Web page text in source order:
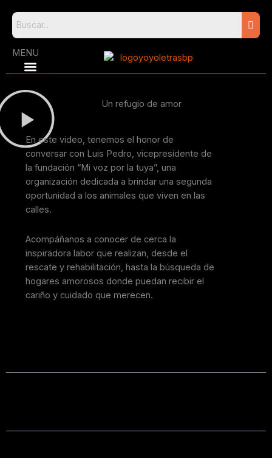
content
MENU
Un refugio de amor
En este video, tenemos el honor de
conversar con Luis Pedro, vicepresidente de
la fundación “Mi voz por la tuya”, una
organización dedicada a brindar una segunda
oportunidad a los animales que viven en las
calles.
Acompáñanos a conocer de cerca la
inspiradora labor que realizan, desde el
rescate y rehabilitación, hasta la búsqueda de
hogares amorosos donde puedan recibir el
cariño y cuidado que merecen.